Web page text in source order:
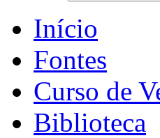
Início
Fontes
Curso de
Biblioteca